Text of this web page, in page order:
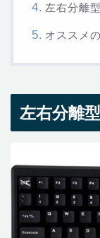
左右分離
オススメ
左右分離